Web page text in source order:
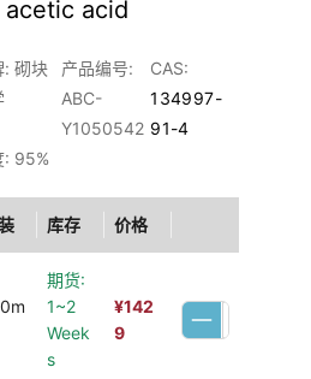
acetic acid
: 砌块
产品编号:
ABC-
Y1050542
CAS:
134997-
91-4
: 95%
库存 价格
期货:
1~2
Week
s
¥142
9